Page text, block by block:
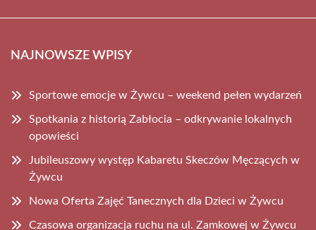
NAJNOWSZE WPISY
Sportowe emocje w Żywcu – weekend pełen wydarzeń
Spotkania z historią Zabłocia – odkrywanie lokalnych
opowieści
Jubileuszowy występ Kabaretu Skeczów Męczących w
Żywcu
Nowa Oferta Zajęć Tanecznych dla Dzieci w Żywcu
Czasowa organizacja ruchu na ul. Zamkowej w Żywcu